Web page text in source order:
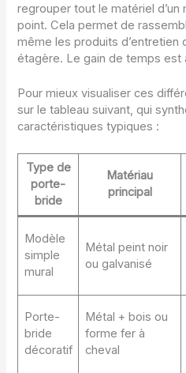
regrouper tout le matériel
point. Cela permet de
même les produits d’entretien
étagère. Le gain de temps est
Pour mieux visualiser ces
sur le tableau suivant, qui
caractéristiques typiques :
Type de
porte-
bride
Matériau
principal
Modèle
simple
mural
Métal peint noir
ou galvanisé
Porte-
bride
décoratif
Métal + bois ou
forme fer à
cheval